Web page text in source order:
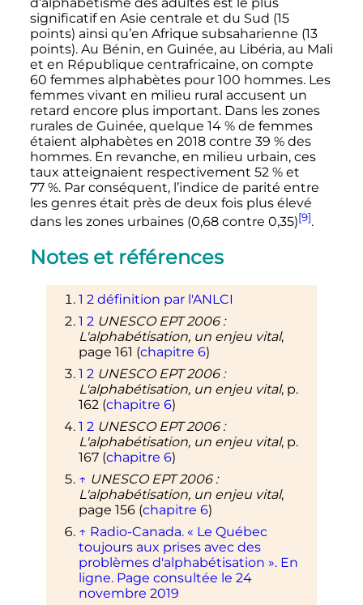
significatif en Asie centrale et du Sud (15
points) ainsi qu’en Afrique subsaharienne (13
points). Au Bénin, en Guinée, au Libéria, au Mali
et en République centrafricaine, on compte
60 femmes alphabètes pour 100 hommes. Les
femmes vivant en milieu rural accusent un
retard encore plus important. Dans les zones
rurales de Guinée, quelque 14 % de femmes
étaient alphabètes en 2018 contre 39 % des
hommes. En revanche, en milieu urbain, ces
taux atteignaient respectivement 52 % et
77 %. Par conséquent, l’indice de parité entre
les genres était près de deux fois plus élevé
dans les zones urbaines (0,68 contre 0,35)[9].
Notes et références
1 2 définition par l'ANLCI
1 2 UNESCO EPT 2006 :
L'alphabétisation, un enjeu vital,
page 161 (chapitre 6)
1 2 UNESCO EPT 2006 :
L'alphabétisation, un enjeu vital, p.
162 (chapitre 6)
1 2 UNESCO EPT 2006 :
L'alphabétisation, un enjeu vital, p.
167 (chapitre 6)
↑ UNESCO EPT 2006 :
L'alphabétisation, un enjeu vital,
page 156 (chapitre 6)
↑ Radio-Canada. « Le Québec
toujours aux prises avec des
problèmes d'alphabétisation ». En
ligne. Page consultée le 24
novembre 2019